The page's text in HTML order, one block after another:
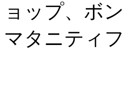
ョップ、ボ
マタニティ